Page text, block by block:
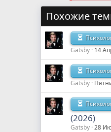
Похожие
Gatsby 14
Gatsby
(2026)
Gatsby 28